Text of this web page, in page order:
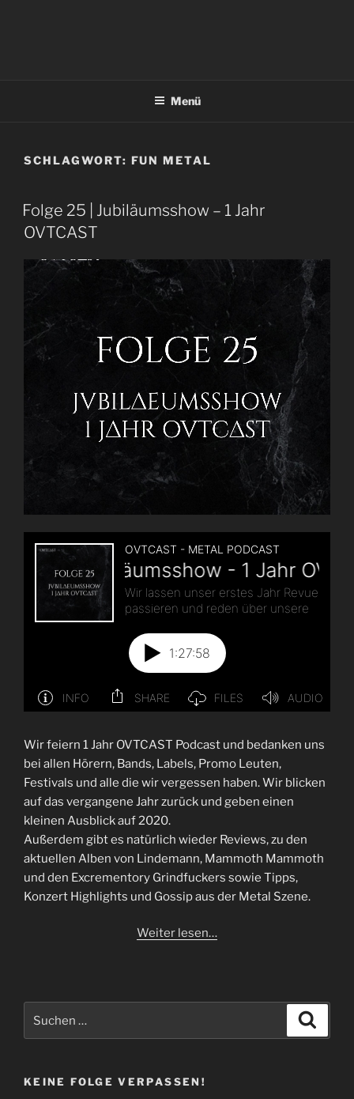
Menü
SCHLAGWORT: FUN METAL
Folge 25 | Jubiläumsshow – 1 Jahr
OVTCAST
Wir feiern 1 Jahr OVTCAST Podcast und bedanken uns
bei allen Hörern, Bands, Labels, Promo Leuten,
Festivals und alle die wir vergessen haben. Wir blicken
auf das vergangene Jahr zurück und geben einen
kleinen Ausblick auf 2020.
Außerdem gibt es natürlich wieder Reviews, zu den
aktuellen Alben von Lindemann, Mammoth Mammoth
und den Excrementory Grindfuckers sowie Tipps,
Konzert Highlights und Gossip aus der Metal Szene.
Weiter lesen…
KEINE FOLGE VERPASSEN!